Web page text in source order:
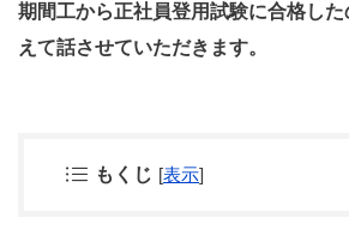
期間工から正社員登用試験に合格し
えて話させていただきます。
もくじ [表示]